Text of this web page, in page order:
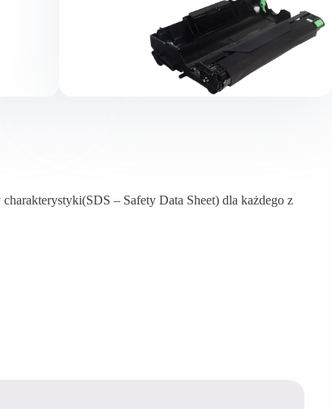
– Safety Data Sheet) dla każdego z